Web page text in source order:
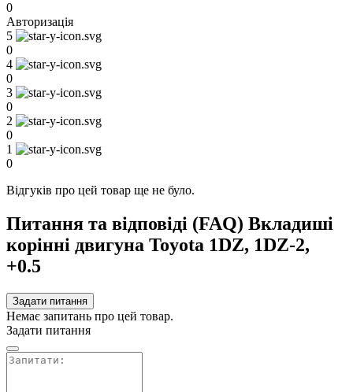
0
Авторизація
5
0
4
0
3
0
2
0
1
0
Відгуків про цей товар ще не було.
Питання та відповіді (FAQ) Вкладиші
корінні двигуна Toyota 1DZ, 1DZ-2,
+0.5
Задати питання
Немає запитань про цей товар.
Задати питання